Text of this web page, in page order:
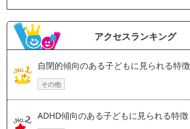
アクセスランキング
自閉的傾向のある子どもに見られる特徴
その他
ADHD傾向のある子どもに見られる特徴